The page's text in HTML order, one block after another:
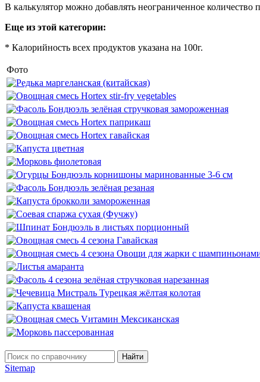
В калькулятор можно добавлять неограниченное
Еще из этой категории:
* Калорийность всех продуктов указана на 100г.
Фото
Найти
Sitemap